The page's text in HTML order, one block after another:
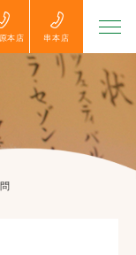
本店 串本店